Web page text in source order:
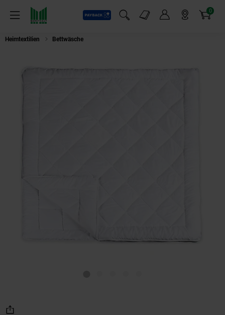
Menü
Payback
Suchfeld einblenden
Markt-Angebote 0
Artikel
Heimtextilien Bettwäsche